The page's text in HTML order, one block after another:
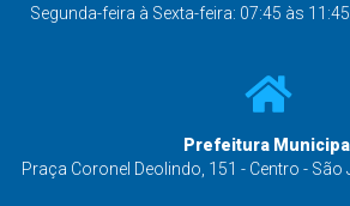
Segunda-feira à Sexta-feira: 07:45 às
Prefeitura Municipal
Praça Coronel Deolindo, 151 - Centro -